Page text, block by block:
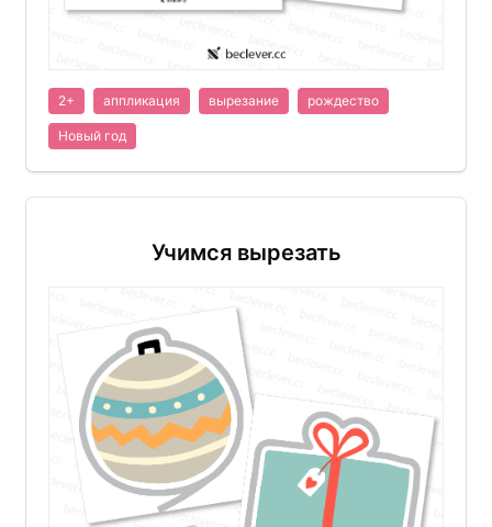
2+ аппликация вырезание рождество
Новый год
Учимся вырезать